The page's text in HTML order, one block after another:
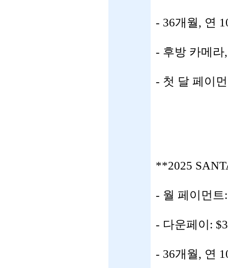
- 36개월, 연
- 후방 카메
- 첫 달 페이
**2025
- 월 페이먼트
- 다운페이:
- 36개월, 연